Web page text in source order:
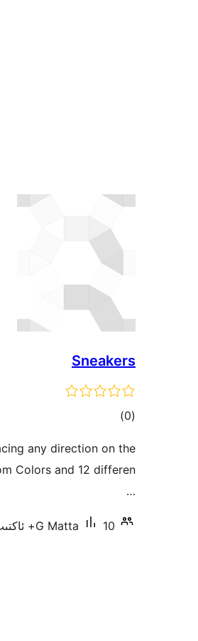
Sneakers
(0 ئومۇمىي)
any direction on the
Colors and 12 differen
…
G Matta 10+ ئاكتىپ ئورنىتىش